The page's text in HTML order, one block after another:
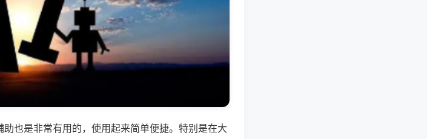
也是非常有用的，使用起来简单便捷。特别是在大